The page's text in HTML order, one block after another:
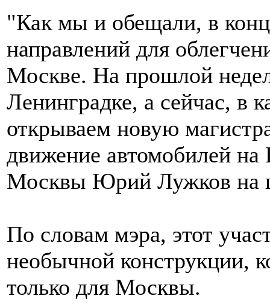
"Как мы и обещали, в
направлений для
Москве. На прошлой
Ленинградке, а сейчас, в
открываем новую
движение автомобилей
Москвы Юрий Лужков на
По словам мэра, этот
необычной конструкции,
только для Москвы.